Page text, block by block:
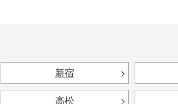
新宿
高松